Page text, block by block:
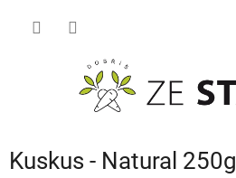
Kuskus - Natural 250g